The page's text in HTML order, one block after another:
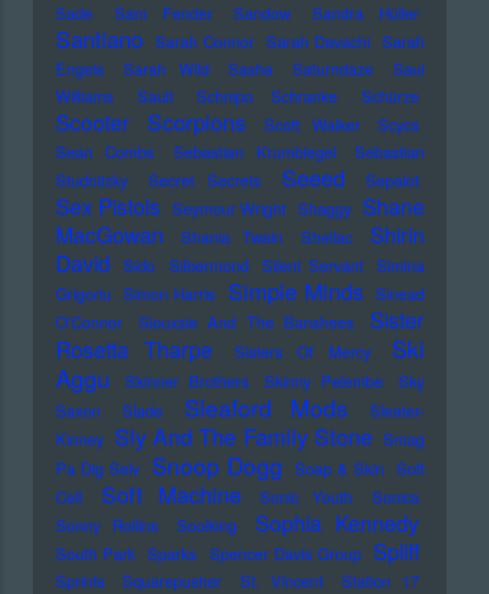
Sade
Sam Fender Sandow Sandra Hüller
Santiano Sarah Connor Sarah Davachi Sarah
Engels
Sarah Wild Sasha Saturndaze
Saul
Williams
Sault Schnipo Schranke Schürze
Scooter Scorpions Scott Walker
Scycs
Sean Combs
Sebastian Krumbiegel
Sebastian
Studnitzky
Secret Secrets Seeed Sepalot
Sex Pistols Seymour Wright Shaggy Shane
MacGowan
Shania Twain Shellac
Shirin
David
Sido Silbermond Silent Servant Simina
Grigoriu Simon Harris Simple Minds Sinead
O'Connor
Siouxsie And The Banshees
Sister
Rosetta Tharpe
Sisters Of Mercy
Ski
Aggu
Skinner Brothers Skinny Pelembe
Sky
Saxon
Slade Sleaford Mods
Sleater-
Kinney Sly And The Family Stone Smag
Pa Dig Selv Snoop Dogg Soap & Skin Soft
Cell
Soft Machine Sonic Youth
Sonics
Sonny Rollins
Soolking Sophia Kennedy
South Park Sparks Spencer Davis Group Spliff
Sprints Squarepusher St. Vincent
Station 17